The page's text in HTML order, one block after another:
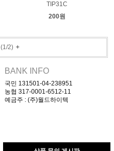
TIP31C
200원
(1/2)+
BANK INFO
국민 131501-04-238951
농협 317-0001-6512-11
예금주 : (주)월드하이텍